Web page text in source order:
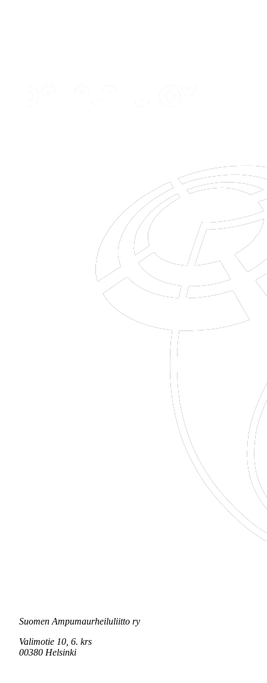
Suomen Ampumaurheiluliitto ry
Valimotie 10, 6. krs
00380 Helsinki